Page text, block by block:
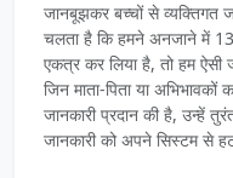
जानबूझकर बच्चों से व्यक्तिगत
चलता है कि हमने अनजाने में
एकत्र कर लिया है, तो हम ऐसी
जिन माता-पिता या
जानकारी प्रदान की है, उन्हें
जानकारी को अपने सिस्टम से